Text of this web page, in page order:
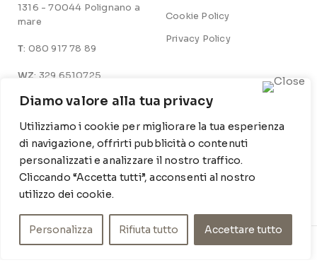
Diamo valore alla tua privacy
Utilizziamo i cookie per migliorare la tua esperienza
di navigazione, offrirti pubblicità o contenuti
personalizzati e analizzare il nostro traffico.
Cliccando “Accetta tutti”, acconsenti al nostro
utilizzo dei cookie.
Personalizza Rifiuta tutto Accettare tutto
1316 - 70044 Polignano a
mare
T: 080 917 78 89
WZ: 329 6510725
Minfo@poishome.it
Cookie Policy
Privacy Policy
SOCIAL MEDIA
Facebook
Instagram
ORARI DI APERTURA
Lun-Ven:
9-13 / 15-19